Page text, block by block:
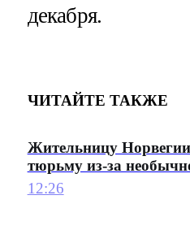
декабря.
ЧИТАЙТЕ ТАКЖЕ
Жительницу
тюрьму из-за
12:26